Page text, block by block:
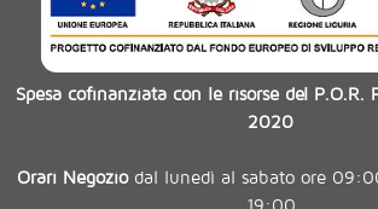
Spesa cofinanziata con le risorse del P.O.R.
2020
Orari Negoziodal lunedì al sabato ore